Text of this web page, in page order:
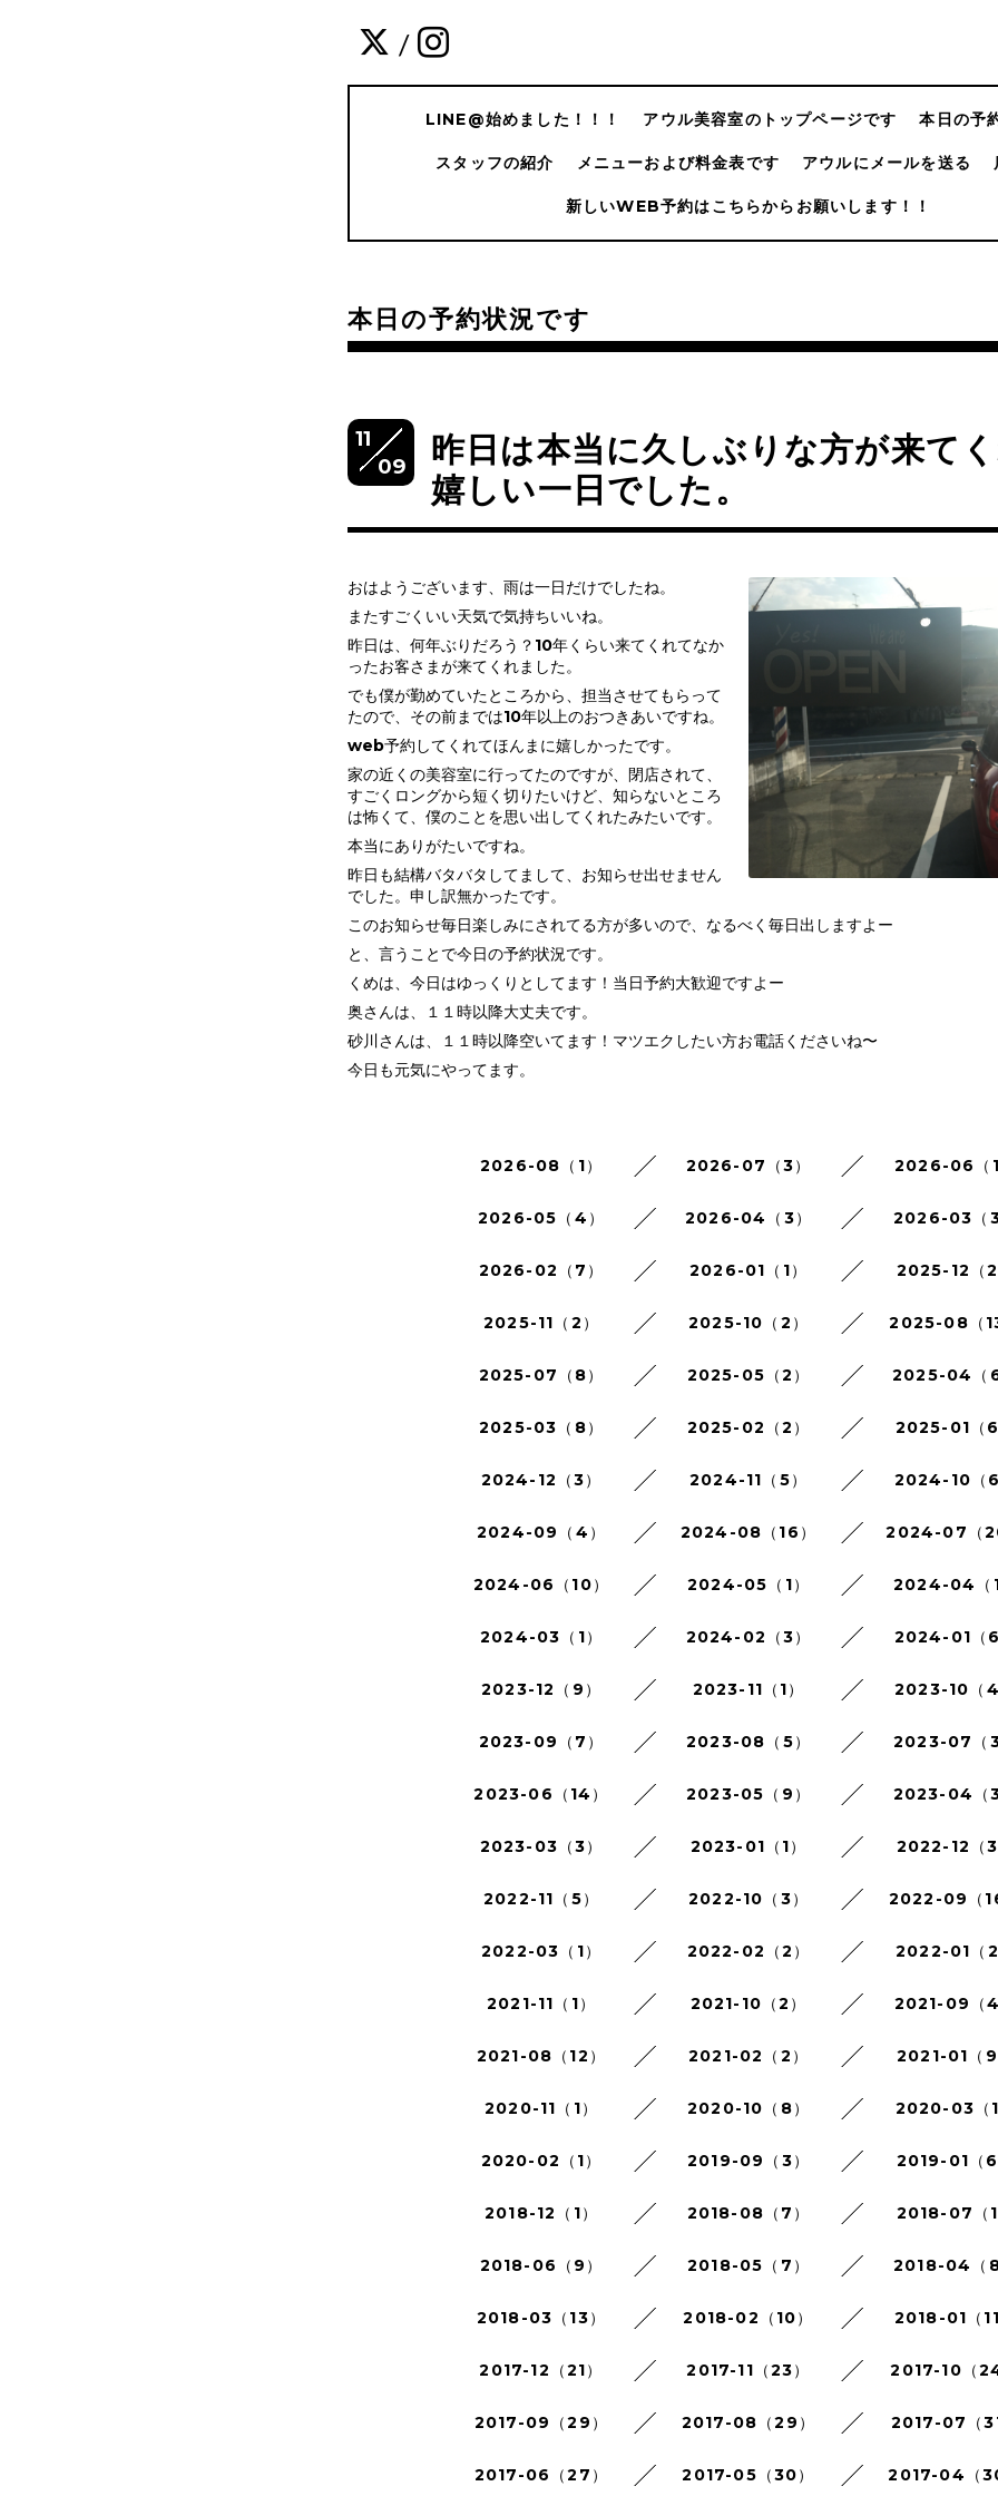
/
LINE@始めました！！！ アウル美容室のトップページです 本日の予
スタッフの紹介 メニューおよび料金表です アウルにメールを送る
新しいWEB予約はこちらからお願いします！！
本日の予約状況です
11
09
昨日は本当に久しぶりな方が来てく
嬉しい一日でした。
おはようございます、雨は一日だけでしたね。
またすごくいい天気で気持ちいいね。
昨日は、何年ぶりだろう？10年くらい来てくれてなか
ったお客さまが来てくれました。
でも僕が勤めていたところから、担当させてもらって
たので、その前までは10年以上のおつきあいですね。
web予約してくれてほんまに嬉しかったです。
家の近くの美容室に行ってたのですが、閉店されて、
すごくロングから短く切りたいけど、知らないところ
は怖くて、僕のことを思い出してくれたみたいです。
本当にありがたいですね。
昨日も結構バタバタしてまして、お知らせ出せません
でした。申し訳無かったです。
このお知らせ毎日楽しみにされてる方が多いので、なるべく毎日出しますよー
と、言うことで今日の予約状況です。
くめは、今日はゆっくりとしてます！当日予約大歓迎ですよー
奥さんは、１１時以降大丈夫です。
砂川さんは、１１時以降空いてます！マツエクしたい方お電話くださいね〜
今日も元気にやってます。
2026-08（1） 2026-07（3） 2026-06（1
2026-05（4） 2026-04（3） 2026-03（3
2026-02（7） 2026-01（1） 2025-12（2
2025-11（2） 2025-10（2） 2025-08（13
2025-07（8） 2025-05（2） 2025-04（6
2025-03（8） 2025-02（2） 2025-01（6
2024-12（3） 2024-11（5） 2024-10（6
2024-09（4） 2024-08（16） 2024-07（
2024-06（10） 2024-05（1） 2024-04（1
2024-03（1） 2024-02（3） 2024-01（6
2023-12（9） 2023-11（1） 2023-10（4
2023-09（7） 2023-08（5） 2023-07（3
2023-06（14） 2023-05（9） 2023-04（3
2023-03（3） 2023-01（1） 2022-12（3
2022-11（5） 2022-10（3） 2022-09（16
2022-03（1） 2022-02（2） 2022-01（2
2021-11（1） 2021-10（2） 2021-09（4
2021-08（12） 2021-02（2） 2021-01（9
2020-11（1） 2020-10（8） 2020-03（1
2020-02（1） 2019-09（3） 2019-01（6
2018-12（1） 2018-08（7） 2018-07（1
2018-06（9） 2018-05（7） 2018-04（8
2018-03（13） 2018-02（10） 2018-01（11
2017-12（21） 2017-11（23） 2017-10（24
2017-09（29） 2017-08（29） 2017-07（31
2017-06（27） 2017-05（30） 2017-04（